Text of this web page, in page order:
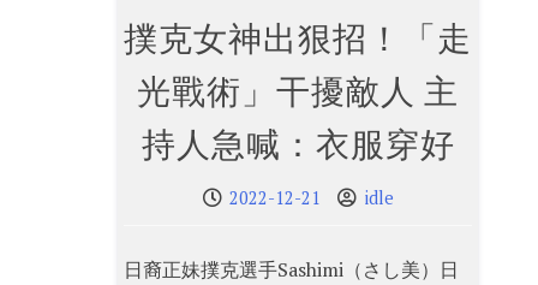
撲克女神出狠招！「走
光戰術」干擾敵人 主
持人急喊：衣服穿好
2022-12-21 idle
日裔正妹撲克選手Sashimi（さし美）日